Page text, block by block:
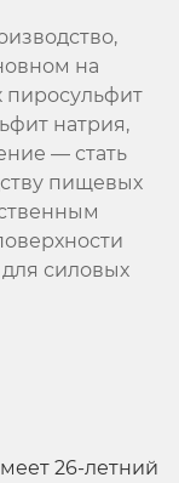
на
пиросульфит
натрия,
— стать
пищевых
силовых
26-летний